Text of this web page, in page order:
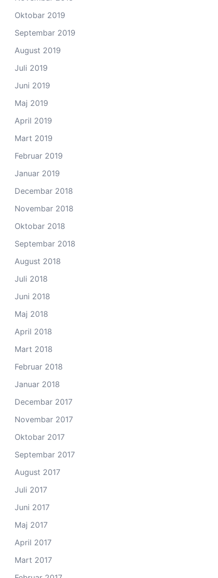
Oktobar 2019
Septembar 2019
August 2019
Juli 2019
Juni 2019
Maj 2019
April 2019
Mart 2019
Februar 2019
Januar 2019
Decembar 2018
Novembar 2018
Oktobar 2018
Septembar 2018
August 2018
Juli 2018
Juni 2018
Maj 2018
April 2018
Mart 2018
Februar 2018
Januar 2018
Decembar 2017
Novembar 2017
Oktobar 2017
Septembar 2017
August 2017
Juli 2017
Juni 2017
Maj 2017
April 2017
Mart 2017